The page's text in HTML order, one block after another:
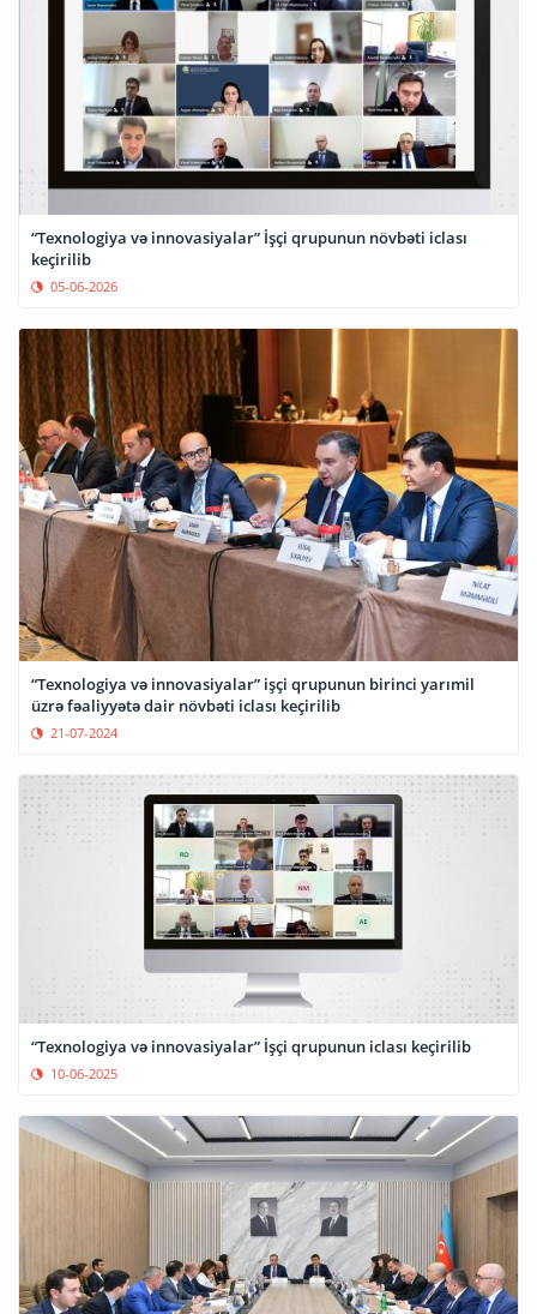
“Texnologiya və innovasiyalar” İşçi qrupunun növbəti iclası
keçirilib
05-06-2026
“Texnologiya və innovasiyalar” işçi qrupunun birinci yarımil
üzrə fəaliyyətə dair növbəti iclası keçirilib
21-07-2024
“Texnologiya və innovasiyalar” İşçi qrupunun iclası keçirilib
10-06-2025